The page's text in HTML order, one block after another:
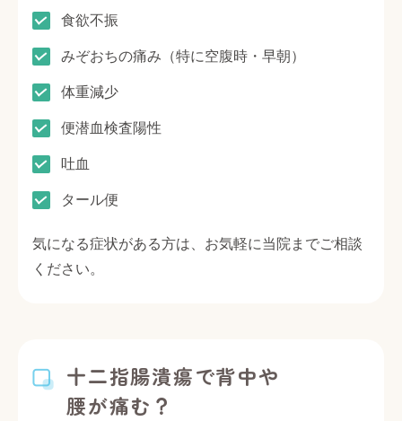
食欲不振
みぞおちの痛み（特に空腹時・早朝）
体重減少
便潜血検査陽性
吐血
タール便
気になる症状がある方は、お気軽に当院までご相談
ください。
十二指腸潰瘍で背中や
腰が痛む？